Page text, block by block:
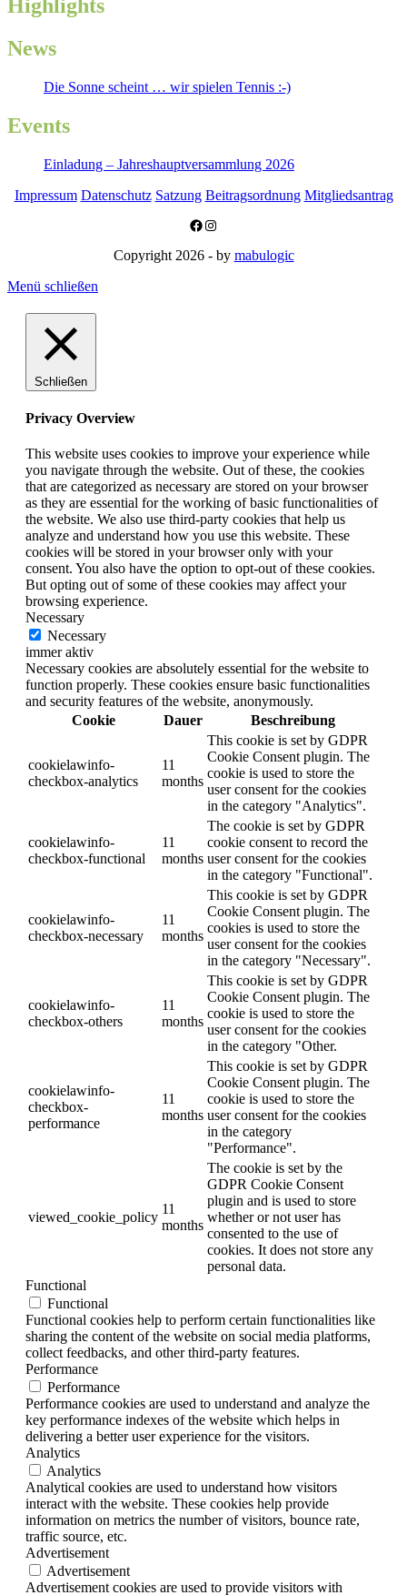
Highlights
News
Die Sonne scheint … wir spielen Tennis :-)
Events
Einladung – Jahreshauptversammlung 2026
Impressum Datenschutz Satzung Beitragsordnung Mitgliedsantrag
Facebook
Instagram
Copyright 2026 - by mabulogic
Menü schließen
Schließen
Privacy Overview
This website uses cookies to improve your experience while
you navigate through the website. Out of these, the cookies
that are categorized as necessary are stored on your browser
as they are essential for the working of basic functionalities of
the website. We also use third-party cookies that help us
analyze and understand how you use this website. These
cookies will be stored in your browser only with your
consent. You also have the option to opt-out of these cookies.
But opting out of some of these cookies may affect your
browsing experience.
Necessary
Necessary
immer aktiv
Necessary cookies are absolutely essential for the website to
function properly. These cookies ensure basic functionalities
and security features of the website, anonymously.
Cookie
Dauer Beschreibung
cookielawinfo-
checkbox-analytics
11
months
This cookie is set by GDPR
Cookie Consent plugin. The
cookie is used to store the
user consent for the cookies
in the category "Analytics".
cookielawinfo-
checkbox-functional
11
months
The cookie is set by GDPR
cookie consent to record the
user consent for the cookies
in the category "Functional".
cookielawinfo-
checkbox-necessary
11
months
This cookie is set by GDPR
Cookie Consent plugin. The
cookies is used to store the
user consent for the cookies
in the category "Necessary".
cookielawinfo-
checkbox-others
11
months
This cookie is set by GDPR
Cookie Consent plugin. The
cookie is used to store the
user consent for the cookies
in the category "Other.
cookielawinfo-
checkbox-
performance
11
months
This cookie is set by GDPR
Cookie Consent plugin. The
cookie is used to store the
user consent for the cookies
in the category
"Performance".
viewed_cookie_policy
11
months
The cookie is set by the
GDPR Cookie Consent
plugin and is used to store
whether or not user has
consented to the use of
cookies. It does not store any
personal data.
Functional
Functional
Functional cookies help to perform certain functionalities like
sharing the content of the website on social media platforms,
collect feedbacks, and other third-party features.
Performance
Performance
Performance cookies are used to understand and analyze the
key performance indexes of the website which helps in
delivering a better user experience for the visitors.
Analytics
Analytics
Analytical cookies are used to understand how visitors
interact with the website. These cookies help provide
information on metrics the number of visitors, bounce rate,
traffic source, etc.
Advertisement
Advertisement
Advertisement cookies are used to provide visitors with